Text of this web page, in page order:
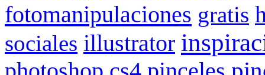
fotomanipulaciones gratis
sociales illustrator